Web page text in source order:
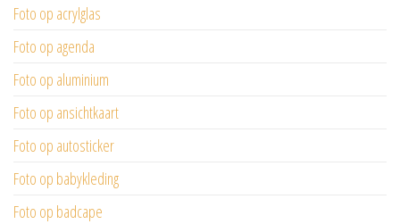
Foto op acrylglas
Foto op agenda
Foto op aluminium
Foto op ansichtkaart
Foto op autosticker
Foto op babykleding
Foto op badcape